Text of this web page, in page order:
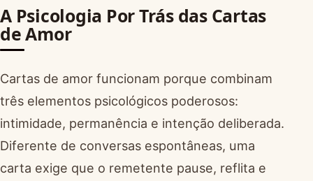
A Psicologia Por Trás das Cartas
de Amor
Cartas de amor funcionam porque combinam
três elementos psicológicos poderosos:
intimidade, permanência e intenção deliberada.
Diferente de conversas espontâneas, uma
carta exige que o remetente pause, reflita e